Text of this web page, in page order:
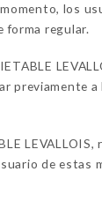
los
forma regular.
previamente
de